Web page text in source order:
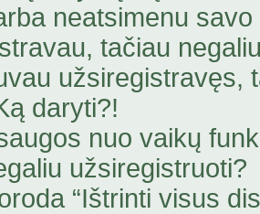
neatsimenu
tačiau
užsiregistravęs,
daryti?!
nuo vaikų
užsiregistruoti?
“Ištrinti visus